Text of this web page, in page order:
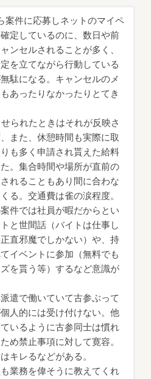
案件に応募しネットのマイペ
定しているのに、数日や前
ンセルされることが多く、
を立てながら行動している
駄になる。キャンセルのメ
あったりなかったりとてき
られたときはそれが反映さ
また、休憩時間も実際に取
も多く申請され貰えた給料
。集合時間や場所が直前の
れることもあり間に合わな
る。交通費は雀の涙程度。
件では社員が暇だからとい
と世間話（バイトは仕事し
直邪魔でしかない）や、持
イベントに参加（無料でも
を貰う等）するなど意識が
遣で働いていて古参ぶって
人的には受け付けない。他
いるように古参同士は慣れ
め禁止事項に対して寛容。
キレるなどがある。
業務を偉そうに教えてくれ